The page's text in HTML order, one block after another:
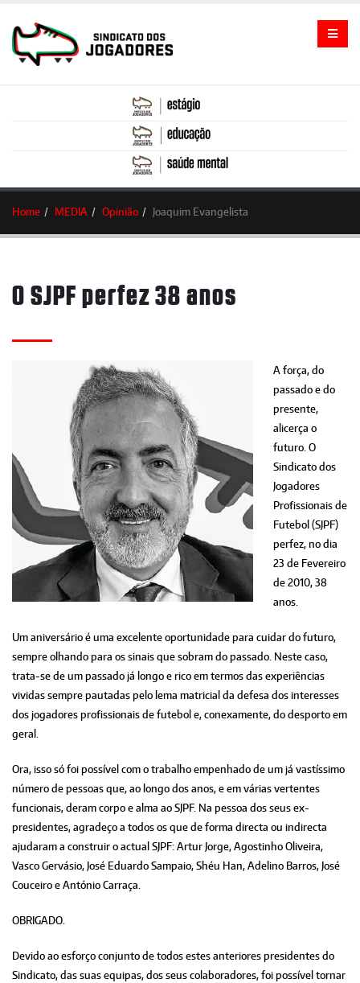
Home MEDIA Opinião Joaquim Evangelista
O SJPF perfez 38 anos
A força, do
passado e do
presente,
alicerça o
futuro. O
Sindicato dos
Jogadores
Profissionais de
Futebol (SJPF)
perfez, no dia
23 de Fevereiro
de 2010, 38
anos.
Um aniversário é uma excelente oportunidade para cuidar do futuro,
sempre olhando para os sinais que sobram do passado. Neste caso,
trata-se de um passado já longo e rico em termos das experiências
vividas sempre pautadas pelo lema matricial da defesa dos interesses
dos jogadores profissionais de futebol e, conexamente, do desporto em
geral.
Ora, isso só foi possível com o trabalho empenhado de um já vastíssimo
número de pessoas que, ao longo dos anos, e em várias vertentes
funcionais, deram corpo e alma ao SJPF. Na pessoa dos seus ex-
presidentes, agradeço a todos os que de forma directa ou indirecta
ajudaram a construir o actual SJPF: Artur Jorge, Agostinho Oliveira,
Vasco Gervásio, José Eduardo Sampaio, Shéu Han, Adelino Barros, José
Couceiro e António Carraça.
OBRIGADO.
Devido ao esforço conjunto de todos estes anteriores presidentes do
Sindicato, das suas equipas, dos seus colaboradores, foi possível tornar